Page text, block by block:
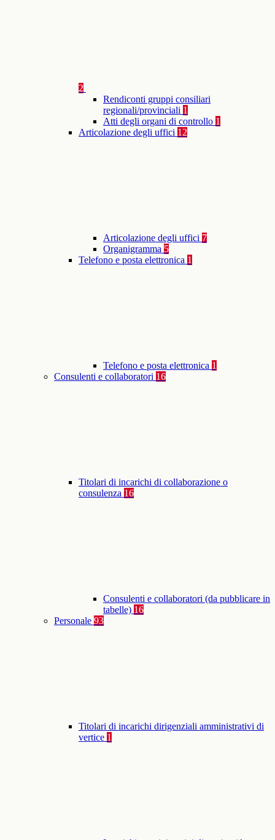
2
Rendiconti gruppi consiliari
regionali/provinciali 1
Atti degli organi di controllo 1
Articolazione degli uffici 12
Articolazione degli uffici 7
Organigramma 5
Telefono e posta elettronica 1
Telefono e posta elettronica 1
Consulenti e collaboratori 16
Titolari di incarichi di collaborazione o
consulenza 16
Consulenti e collaboratori (da pubblicare in
tabelle) 16
Personale 93
Titolari di incarichi dirigenziali amministrativi di
vertice 1